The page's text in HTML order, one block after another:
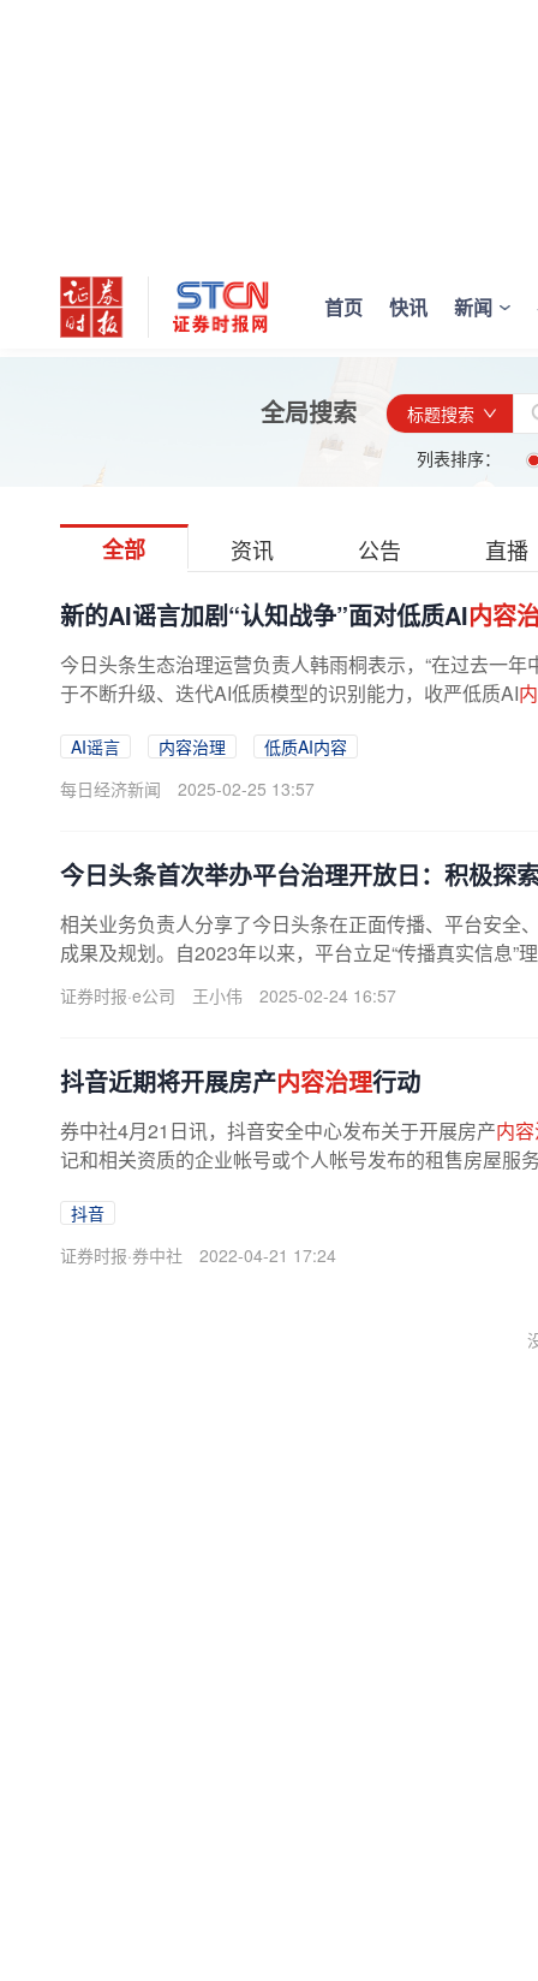
首页 快讯 新闻
全局搜索
标题搜索
列表排序：
全部 资讯 公告 直播
新的AI谣言加剧“认知战争”面对低质AI内容
今日头条生态治理运营负责人韩雨桐表示，“在过去一
于不断升级、迭代AI低质模型的识别能力，收严低质AI
AI谣言 内容治理
低质AI内容
每日经济新闻
2025-02-25 13:57
今日头条首次举办平台治理开放日：积极探
相关业务负责人分享了今日头条在正面传播、平台安全
成果及规划。自2023年以来，平台立足“传播真实信息”
出《头条讲真的》项目，截至...
证券时报·e公司 王小伟 2025-02-24 16:57
抖音近期将开展房产内容治理行动
券中社4月21日讯，抖音安全中心发布关于开展房产内
记和相关资质的企业帐号或个人帐号发布的租售房屋服
抖音
证券时报·券中社
2022-04-21 17:24